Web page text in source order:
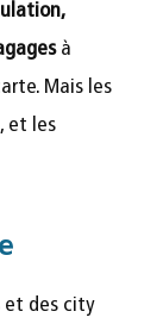
à
Mais les
et les
et des city